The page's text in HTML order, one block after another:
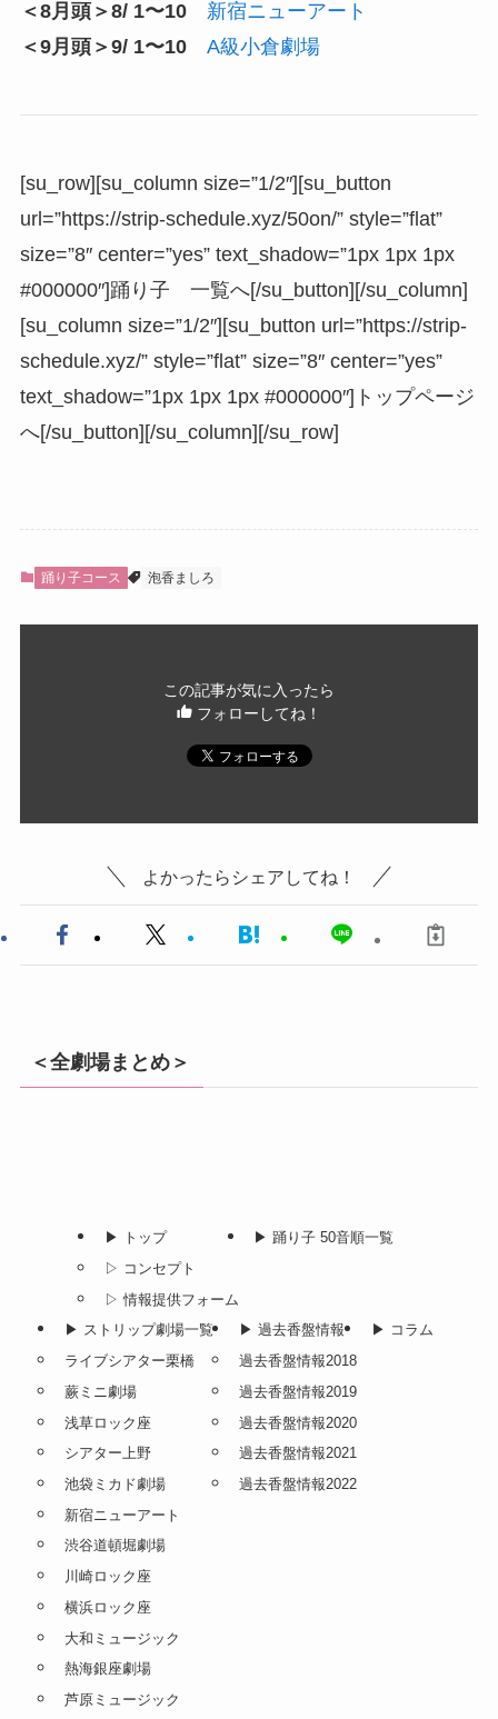
＜8月頭＞8/ 1〜10
新宿ニューアート
＜9月頭＞9/ 1〜10
A級小倉劇場
[su_row][su_column size=”1/2″][su_button
url=”https://strip-schedule.xyz/50on/” style=”flat”
size=”8″ center=”yes” text_shadow=”1px 1px 1px
#000000″]踊り子 一覧へ[/su_button][/su_column]
[su_column size=”1/2″][su_button url=”https://strip-
schedule.xyz/” style=”flat” size=”8″ center=”yes”
text_shadow=”1px 1px 1px #000000″]トップページ
へ[/su_button][/su_column][/su_row]
踊り子コース 泡香ましろ
この記事が気に入ったら
フォローしてね！
よかったらシェアしてね！
＜全劇場まとめ＞
▶︎ トップ
▷ コンセプト
▷ 情報提供フォーム
▶︎ 踊り子 50音順一覧
▶︎ ストリップ劇場一覧
ライブシアター栗橋
蕨ミニ劇場
浅草ロック座
シアター上野
池袋ミカド劇場
新宿ニューアート
渋谷道頓堀劇場
川崎ロック座
横浜ロック座
大和ミュージック
熱海銀座劇場
芦原ミュージック
▶︎ 過去香盤情報
過去香盤情報2018
過去香盤情報2019
過去香盤情報2020
過去香盤情報2021
過去香盤情報2022
▶︎ コラム